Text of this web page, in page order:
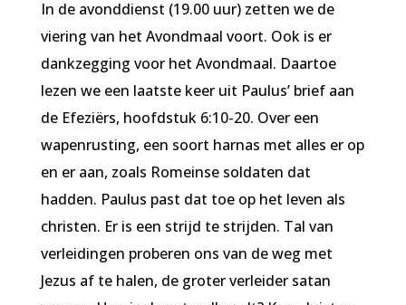
In de avonddienst (19.00 uur) zetten we de
viering van het Avondmaal voort. Ook is er
dankzegging voor het Avondmaal. Daartoe
lezen we een laatste keer uit Paulus’ brief aan
de Efeziërs, hoofdstuk 6:10-20. Over een
wapenrusting, een soort harnas met alles er op
en er aan, zoals Romeinse soldaten dat
hadden. Paulus past dat toe op het leven als
christen. Er is een strijd te strijden. Tal van
verleidingen proberen ons van de weg met
Jezus af te halen, de groter verleider satan